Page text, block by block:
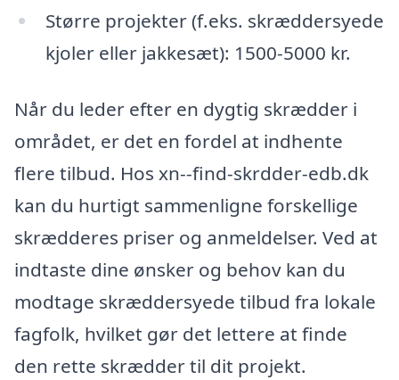
Større projekter (f.eks. skræddersyede
kjoler eller jakkesæt): 1500-5000 kr.
Når du leder efter en dygtig skrædder i
området, er det en fordel at indhente
flere tilbud. Hos xn--find-skrdder-edb.dk
kan du hurtigt sammenligne forskellige
skrædderes priser og anmeldelser. Ved at
indtaste dine ønsker og behov kan du
modtage skræddersyede tilbud fra lokale
fagfolk, hvilket gør det lettere at finde
den rette skrædder til dit projekt.